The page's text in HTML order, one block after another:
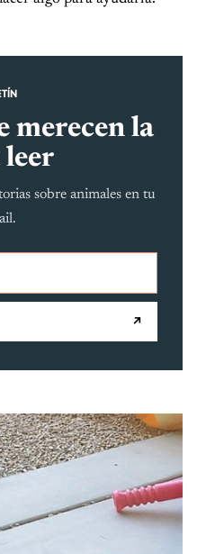
merecen la
leer
sobre animales en tu
↗